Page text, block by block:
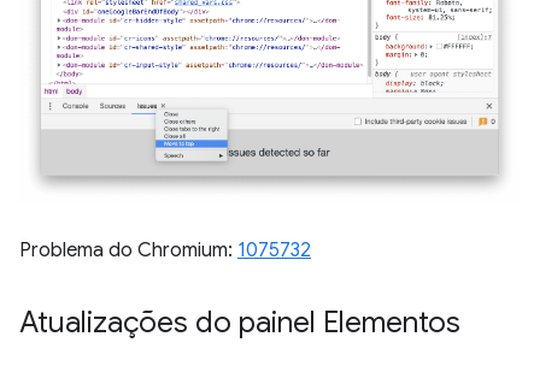
Problema do Chromium: 1075732
Atualizações do painel Elementos